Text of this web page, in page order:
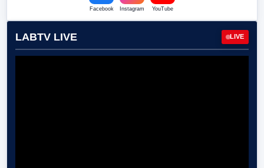
Facebook Instagram YouTube
LABTV LIVE LIVE